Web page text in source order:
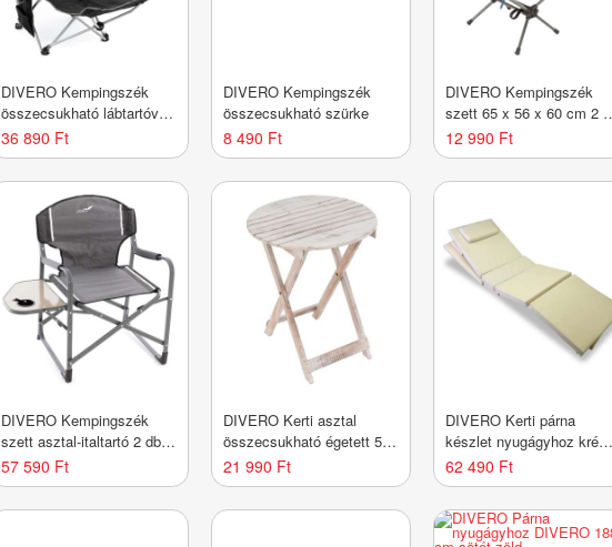
DIVERO Kempingszék
összecsukható lábtartóval
2 db fekete
36 890 Ft
DIVERO Kempingszék
összecsukható szürke
8 490 Ft
DIVERO Kempingszék
szett 65 x 56 x 60 cm 2 db
kék
12 990 Ft
DIVERO Kempingszék
szett asztal-italtartó 2 db
világosszürke
57 590 Ft
DIVERO Kerti asztal
összecsukható égetett 50
cm
21 990 Ft
DIVERO Kerti párna
készlet nyugágyhoz krém
2 db
62 490 Ft